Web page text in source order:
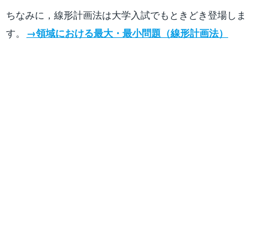
ちなみに，線形計画法は大学入試でもときどき登場しま
す。
→領域における最大・最小問題（線形計画法）